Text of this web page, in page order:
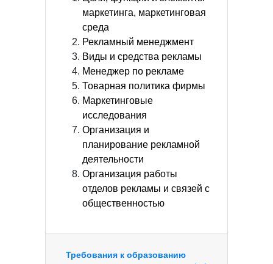
маркетинга, маркетинговая
среда
Рекламный менеджмент
Виды и средства рекламы
Менеджер по рекламе
Товарная политика фирмы
Маркетинговые
исследования
Организация и
планирование рекламной
деятельности
Организация работы
отделов рекламы и связей с
общественностью
Требования к образованию